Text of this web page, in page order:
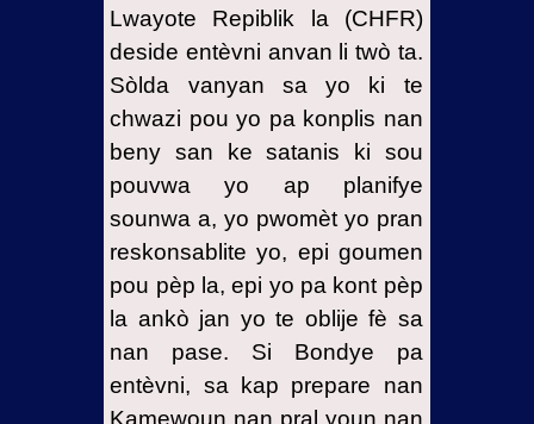
Lwayote Repiblik la (CHFR)
deside entèvni anvan li twò ta.
Sòlda vanyan sa yo ki te
chwazi pou yo pa konplis nan
beny san ke satanis ki sou
pouvwa yo ap planifye
sounwa a, yo pwomèt yo pran
reskonsablite yo, epi goumen
pou pèp la, epi yo pa kont pèp
la ankò jan yo te oblije fè sa
nan pase. Si Bondye pa
entèvni, sa kap prepare nan
Kamewoun nan pral youn nan